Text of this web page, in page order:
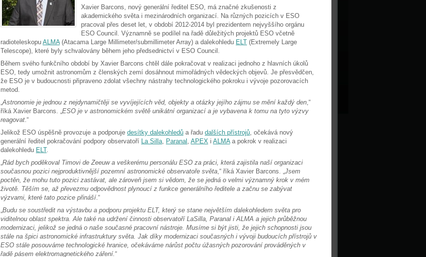
Xavier Barcons, nový generální ředitel ESO, má značné zkušenosti z
akademického světa i mezinárodních organizací. Na různých pozicích v ESO
pracoval přes deset let, v období 2012-2014 byl prezidentem nejvyššího orgánu
ESO Council. Významně se podílel na řadě důležitých projektů ESO včetně
radioteleskopu ALMA(Atacama Large Millimeter/submillimeter Array) a dalekohledu ELT (Extremely Large
Telescope), které byly schvalovány během jeho předsednictví v ESO Council.
Během svého funkčního období by Xavier Barcons chtěl dále pokračovat v realizaci jednoho z hlavních úkolů
ESO, tedy umožnit astronomům z členských zemí dosáhnout mimořádných vědeckých objevů. Je přesvědčen,
že ESO je v budoucnosti připraveno zdolat všechny nástrahy technologického pokroku i vývoje pozorovacích
metod.
„Astronomie je jednou z nejdynamičtěji se vyvíjejících věd, objekty a otázky jejího zájmu se mění každý den,“
říká Xavier Barcons. „ESO je v astronomickém světě unikátní organizací a je vybavena k tomu na tyto výzvy
reagovat.“
Jelikož ESO úspěšně provozuje a podporuje desítky dalekohledů a řadu dalších přístrojů, očekává nový
generální ředitel pokračování podpory observatoří La Silla, Paranal , APEX i ALMAa pokrok v realizaci
dalekohledu ELT.
„Rád bych poděkoval Timovi de Zeeuw a veškerému personálu ESO za práci, která zajistila naší organizaci
současnou pozici nejproduktivnější pozemní astronomické observatoře světa,“ říká Xavier Barcons. „Jsem
poctěn, že mohu tuto pozici zastávat, ale zároveň jsem si vědom, že se jedná o velmi významný krok v mém
životě. Těším se, až převezmu odpovědnost plynoucí z funkce generálního ředitele a začnu se zabývat
výzvami, které tato pozice přináší.“
„Budu se soustředit na výstavbu a podporu projektu ELT, který se stane největším dalekohledem světa pro
viditelnou oblast spektra. Ale také na udržení činnosti observatoří LaSilla, Paranal i ALMA a jejich průběžnou
modernizaci, jelikož se jedná o naše současné pracovní nástroje. Musíme si být jisti, že jejich schopnosti jsou
stále na špici astronomické infrastruktury světa. Jak díky modernizaci současných i vývoji budoucích přístrojů v
ESO stále posouváme technologické hranice, očekáváme nárůst počtu úžasných pozorování prováděných v
řadě pásem elektromagnetického záření.“